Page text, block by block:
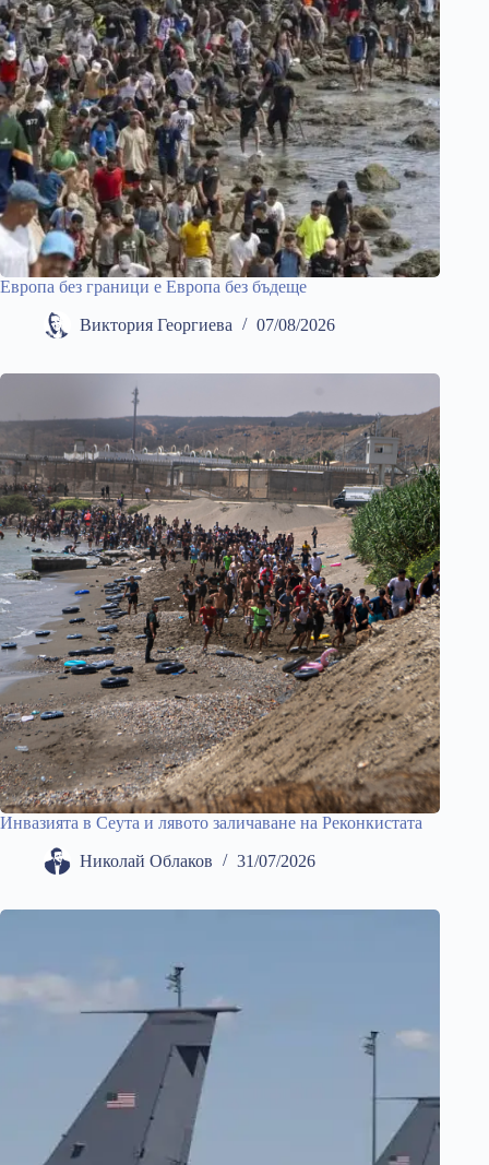
Европа без граници е Европа без бъдеще
Виктория Георгиева 07/08/2026
Инвазията в Сеута и лявото заличаване на Реконкистата
Николай Облаков 31/07/2026